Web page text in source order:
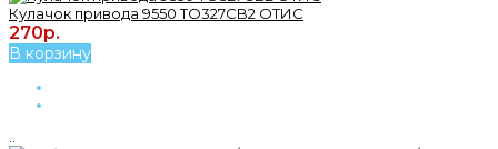
Кулачок привода 9550 TO327CB2 OТИС
270р.
В корзину